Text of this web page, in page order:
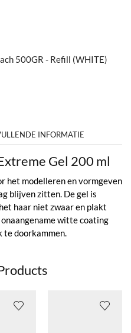
500GR - Refill (WHITE)
INFORMATIE
Gel 200 ml
het modelleren en vormgeven
blijven zitten. De gel is
haar niet zwaar en plakt
witte coating
te doorkammen.